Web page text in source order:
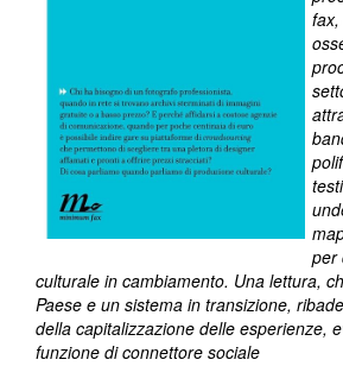
per
culturale in cambiamento. Una lettura,
Paese e un sistema in transizione,
della capitalizzazione delle esperienze,
funzione di connettore sociale